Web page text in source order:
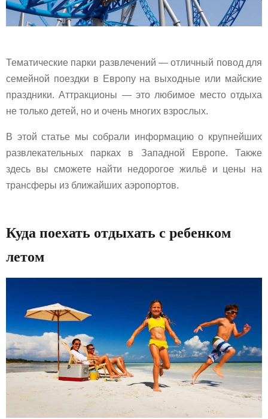
Тематические парки развлечений — отличный повод для
семейной поездки в Европу на выходные или майские
праздники. Аттракционы — это любимое место отдыха
не только детей, но и очень многих взрослых.
В этой статье мы собрали информацию о крупнейших
развлекательных парках в Западной Европе. Также
здесь вы сможете найти недорогое жильё и цены на
трансферы из ближайших аэропортов.
Куда поехать отдыхать с ребенком
летом